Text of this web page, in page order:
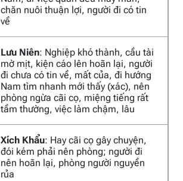
chăn nuôi thuận lợi, người đi có tin
về
Lưu Niên: Nghiệp khó thành, cầu tài
mờ mịt, kiện cáo lên hoãn lại, người
đi chưa có tin về, mất của, đi hướng
Nam tìm nhanh mới thấy (xác), nên
phòng ngừa cãi cọ, miệng tiếng rất
tầm thường, việc làm chậm, lâu
Xích Khẩu: Hay cãi cọ gây chuyện,
đói kém phải nên phòng; người đi
nên hoãn lại, phòng người nguyền
rủa